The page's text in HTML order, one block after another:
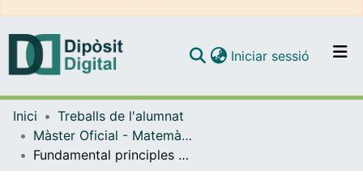
Navega per tot el DD
Iniciar sessió (current)
Inici
Treballs de l'alumnat
Màster Oficial - Matemàtica Avançada
Fundamental principles of Binary Latent Diffusion